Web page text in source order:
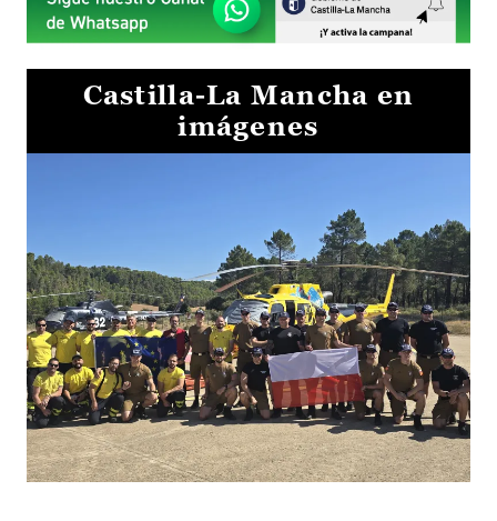
Castilla-La Mancha en
imágenes